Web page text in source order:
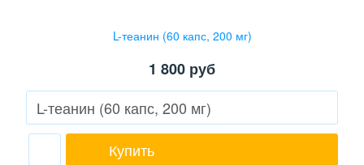
L-теанин (60 капс, 200 мг)
1 800 руб
Купить